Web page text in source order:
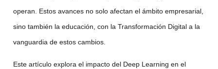
operan. Estos avances no solo afectan el ámbito empresarial,
sino también la educación, con la Transformación Digitala la
vanguardia de estos cambios.
Este artículo explora el impacto del Deep Learning en el